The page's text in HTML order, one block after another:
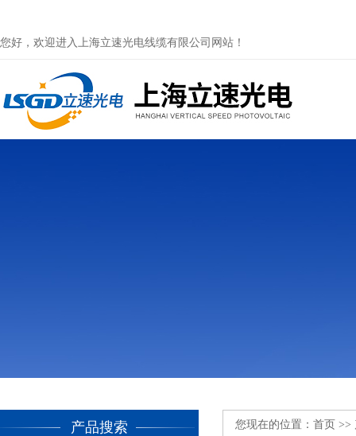
您好，欢迎进入上海立速光电线缆有限公司网站！
产品搜索 您现在的位置： 首页 >>